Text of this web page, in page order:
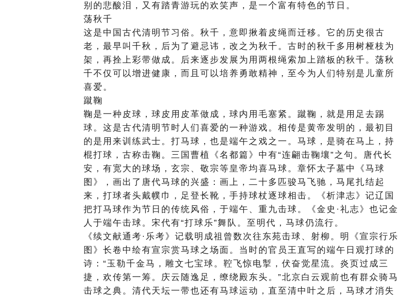
别的悲酸泪，又有踏青游玩的欢笑声，是一个富有特色的节日。
荡秋千
这是中国古代清明节习俗。秋千，意即揪着皮绳而迁移。它的历史很古
老，最早叫千秋，后为了避忌讳，改之为秋千。古时的秋千多用树桠枝为
架，再拴上彩带做成。后来逐步发展为用两根绳索加上踏板的秋千。荡秋
千不仅可以增进健康，而且可以培养勇敢精神，至今为人们特别是儿童所
喜爱。
蹴鞠
鞠是一种皮球，球皮用皮革做成，球内用毛塞紧。蹴鞠，就是用足去踢
球。这是古代清明节时人们喜爱的一种游戏。相传是黄帝发明的，最初目
的是用来训练武士。打马球，也是端午之戏之一。马球，是骑在马上，持
棍打球，古称击鞠。三国曹植《名都篇》中有“连翩击鞠壤”之句。唐代长
安，有宽大的球场，玄宗、敬宗等皇帝均喜马球。章怀太子墓中《马球
图》，画出了唐代马球的兴盛：画上，二十多匹骏马飞驰，马尾扎结起
来，打球者头戴幞巾，足登长靴，手持球杖逐球相击。《析津志》记辽国
把打马球作为节日的传统风俗，于端午、重九击球。《金史·礼志》也记金
人于端午击球。宋代有“打球乐”舞队。至明代，马球仍流行。
《续文献通考·乐考》记载明成祖曾数次往东苑击球、射柳。明《宣宗行乐
图》长卷中绘有宣宗赏马球之场面。当时的官员王直写的端午日观打球的
诗：“玉勒千金马，雕文七宝球。鞚飞惊电掣，伏奋觉星流。炎页过成三
捷，欢传第一筹。庆云随逸足，缭绕殿东头。”北京白云观前也有群众骑马
击球之典。清代天坛一带也还有马球运动，直至清中叶之后，马球才消失